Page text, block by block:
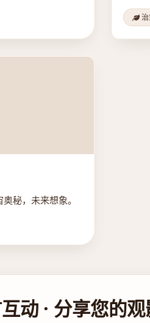
秘，未来想象。
动 · 分享您的